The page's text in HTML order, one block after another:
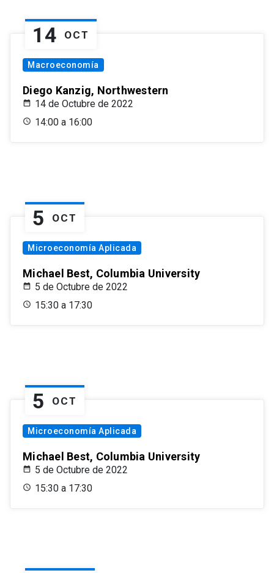
14 OCT
Macroeconomía
Diego Kanzig, Northwestern
14 de Octubre de 2022
14:00 a 16:00
5 OCT
Microeconomía Aplicada
Michael Best, Columbia University
5 de Octubre de 2022
15:30 a 17:30
5 OCT
Microeconomía Aplicada
Michael Best, Columbia University
5 de Octubre de 2022
15:30 a 17:30